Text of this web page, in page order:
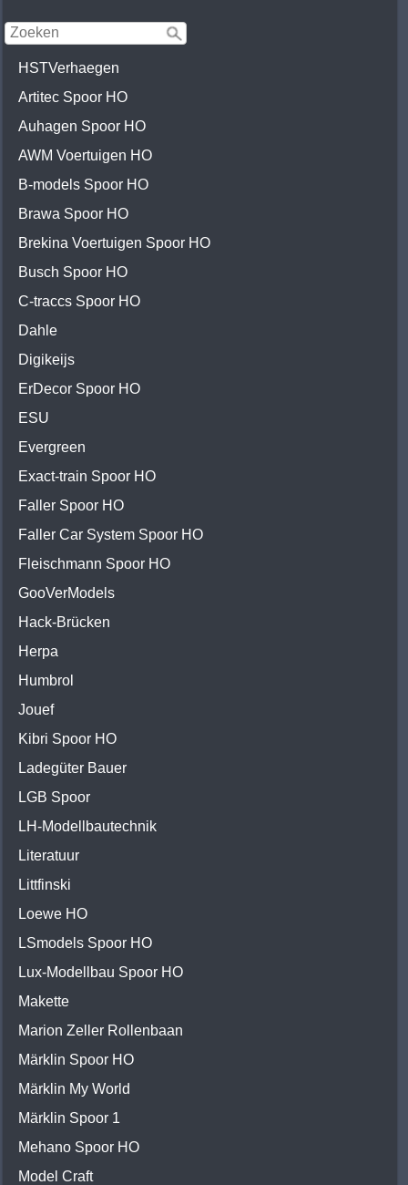
HSTVerhaegen
Artitec Spoor HO
Auhagen Spoor HO
AWM Voertuigen HO
B-models Spoor HO
Brawa Spoor HO
Brekina Voertuigen Spoor HO
Busch Spoor HO
C-traccs Spoor HO
Dahle
Digikeijs
ErDecor Spoor HO
ESU
Evergreen
Exact-train Spoor HO
Faller Spoor HO
Faller Car System Spoor HO
Fleischmann Spoor HO
GooVerModels
Hack-Brücken
Herpa
Humbrol
Jouef
Kibri Spoor HO
Ladegüter Bauer
LGB Spoor
LH-Modellbautechnik
Literatuur
Littfinski
Loewe HO
LSmodels Spoor HO
Lux-Modellbau Spoor HO
Makette
Marion Zeller Rollenbaan
Märklin Spoor HO
Märklin My World
Märklin Spoor 1
Mehano Spoor HO
Model Craft